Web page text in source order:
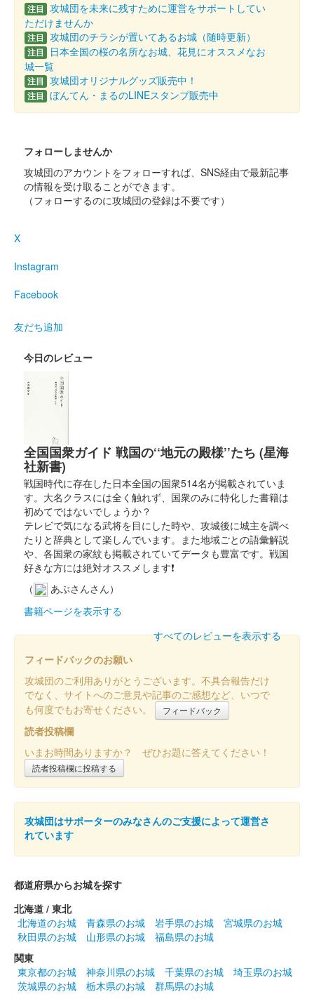
サイズが違う。バックに桜などの模様がある。
注目 攻城団を未来に残すために運営をサポートしてい
ただけませんか
注目 攻城団のチラシが置いてあるお城（随時更新）
注目
日本全国の桜の名所なお城、花見にオススメなお
城一覧
注目 攻城団オリジナルグッズ販売中！
注目 ぼんてん・まるのLINEスタンプ販売中
フォローしませんか
攻城団のアカウントをフォローすれば、SNS経由で最新記事
の情報を受け取ることができます。
（フォローするのに攻城団の登録は不要です）
X
Instagram
Facebook
友だち追加
今日のレビュー
全国国衆ガイド 戦国の‘‘地元の殿様’’たち (星海
社新書)
戦国時代に存在した日本全国の国衆514名が掲載されていま
す。大名クラスには全く触れず、国衆のみに特化した書籍は
初めてではないでしょうか？
テレビで気になる武将を目にした時や、攻城後に城主を調べ
たりと辞典として楽しんでいます。また地域ごとの語彙解説
や、各国衆の家紋も掲載されていてデータも豊富です。戦国
好きな方には絶対オススメします❗
（
あぶさんさん）
書籍ページを表示する
すべてのレビューを表示する
フィードバックのお願い
攻城団のご利用ありがとうございます。不具合報告だけ
でなく、サイトへのご意見や記事のご感想など、いつで
も何度でもお寄せください。
フィードバック
読者投稿欄
いまお時間ありますか？ ぜひお題に答えてください！
読者投稿欄に投稿する
攻城団はサポーターのみなさんのご支援によって運営さ
れています
都道府県からお城を探す
北海道 / 東北
北海道のお城
青森県のお城 岩手県のお城
宮城県のお城
秋田県のお城
山形県のお城
福島県のお城
関東
東京都のお城
神奈川県のお城 千葉県のお城
埼玉県のお城
茨城県のお城
栃木県のお城
群馬県のお城